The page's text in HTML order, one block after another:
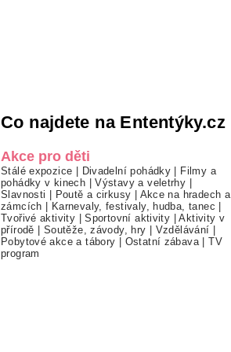
Co najdete na Ententýky.cz
Akce pro děti
Stálé expozice | Divadelní pohádky | Filmy a
pohádky v kinech |Výstavy a veletrhy |
Slavnosti | Poutě a cirkusy | Akce na hradech a
zámcích | Karnevaly, festivaly, hudba, tanec |
Tvořivé aktivity |Sportovní aktivity |Aktivity v
přírodě | Soutěže, závody, hry | Vzdělávání |
Pobytové akce a tábory | Ostatní zábava |TV
program